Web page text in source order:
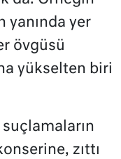
yanında yer
övgüsü
yükselten biri
zıttı